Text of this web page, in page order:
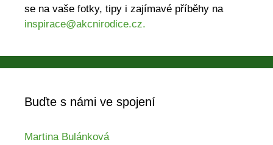
se na vaše fotky, tipy i zajímavé příběhy na
inspirace@akcnirodice.cz.
Buďte s námi ve spojení
Martina Bulánková